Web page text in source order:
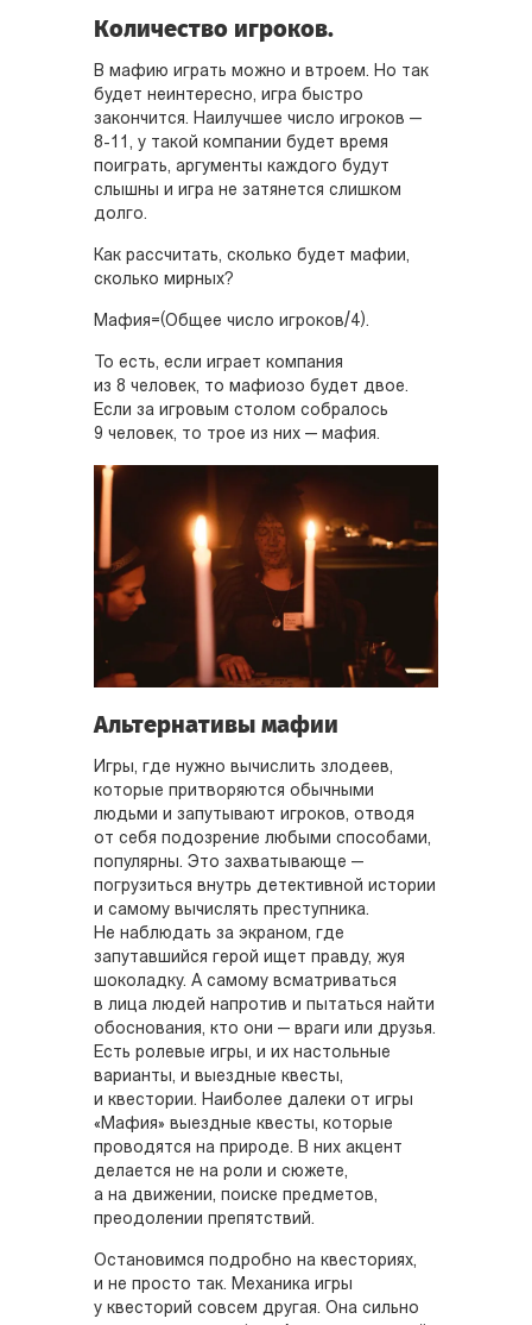
Количество игроков.
В мафию играть можно и втроем. Но так
будет неинтересно, игра быстро
закончится. Наилучшее число игроков —
8-11, у такой компании будет время
поиграть, аргументы каждого будут
слышны и игра не затянется слишком
долго.
Как рассчитать, сколько будет мафии,
сколько мирных?
Мафия=(Общее число игроков/4).
То есть, если играет компания
из 8 человек, то мафиозо будет двое.
Если за игровым столом собралось
9 человек, то трое из них — мафия.
Альтернативы мафии
Игры, где нужно вычислить злодеев,
которые притворяются обычными
людьми и запутывают игроков, отводя
от себя подозрение любыми способами,
популярны. Это захватывающе —
погрузиться внутрь детективной истории
и самому вычислять преступника.
Не наблюдать за экраном, где
запутавшийся герой ищет правду, жуя
шоколадку. А самому всматриваться
в лица людей напротив и пытаться найти
обоснования, кто они — враги или друзья.
Есть ролевые игры, и их настольные
варианты, и выездные квесты,
и квестории. Наиболее далеки от игры
«Мафия» выездные квесты, которые
проводятся на природе. В них акцент
делается не на роли и сюжете,
а на движении, поиске предметов,
преодолении препятствий.
Остановимся подробно на квесториях,
и не просто так. Механика игры
у квесторий совсем другая. Она сильно